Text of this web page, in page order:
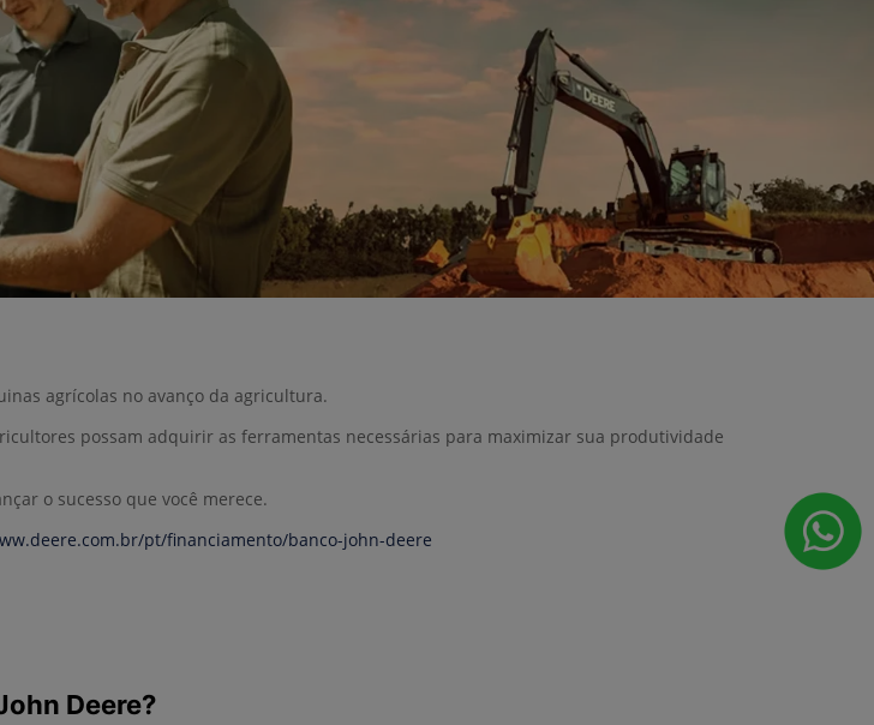
agrícolas no avanço da agricultura.
possam adquirir as ferramentas necessárias para maximizar sua produtividade
o sucesso que você merece.
pt/financiamento/banco-john-deere
Deere?